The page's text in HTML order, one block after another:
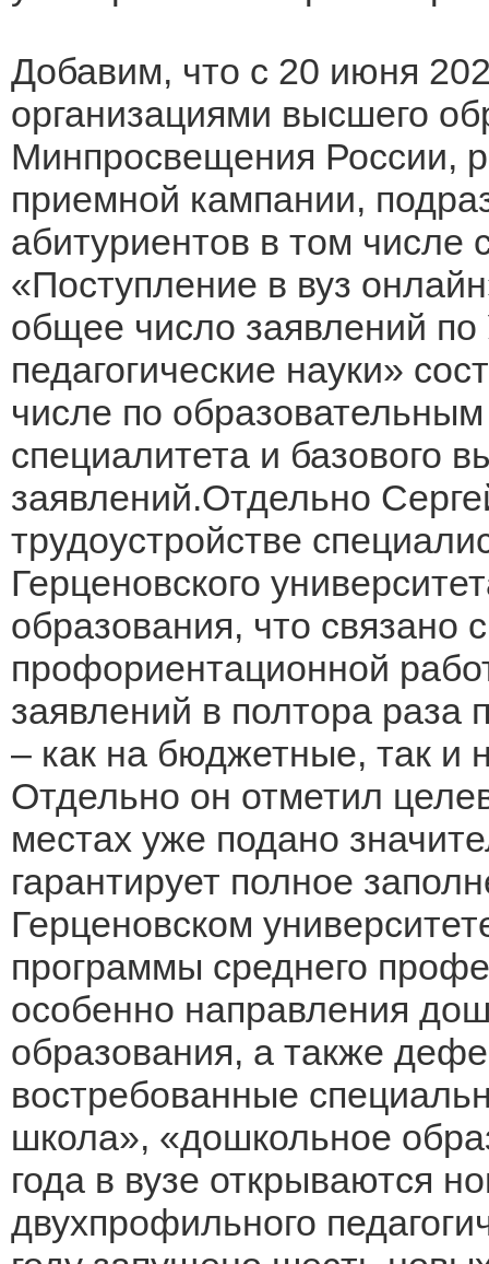
Добавим, что с 20 июня
организациями высшего
Минпросвещения России,
приемной кампании,
абитуриентов в том числе
«Поступление в вуз
общее число заявлений
педагогические науки»
числе по
специалитета и базового
заявлений.Отдельно
трудоустройстве
Герценовского
образования, что связано
профориентационной
заявлений в полтора
– как на бюджетные, так и
Отдельно он отметил
местах уже подано
гарантирует полное
Герценовском
программы среднего
особенно направления
образования, а также
востребованные
школа», «дошкольное
года в вузе открываются
двухпрофильного